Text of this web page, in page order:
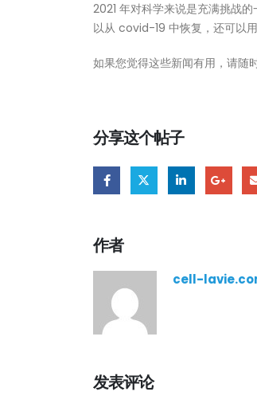
2021 年对科学来说是充满挑战
以从 covid-19 中恢复，还可以
如果您觉得这些新闻有用，请随
分享这个帖子
作者
cell-
发表评论